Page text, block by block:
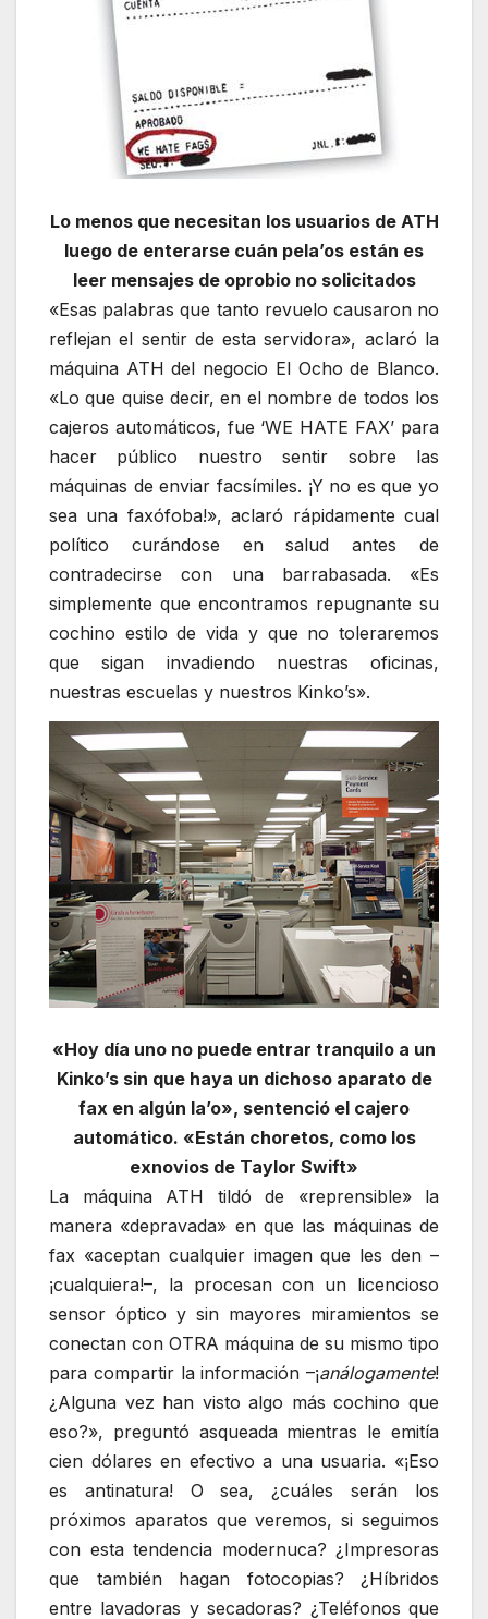
Lo menos que necesitan los usuarios de ATH
luego de enterarse cuán pela’os están es
leer mensajes de oprobio no solicitados
«Esas palabras que tanto revuelo causaron no
reflejan el sentir de esta servidora», aclaró la
máquina ATH del negocio El Ocho de Blanco.
«Lo que quise decir, en el nombre de todos los
cajeros automáticos, fue ‘WE HATE FAX’ para
hacer público nuestro sentir sobre las
máquinas de enviar facsímiles. ¡Y no es que yo
sea una faxófoba!», aclaró rápidamente cual
político curándose en salud antes de
contradecirse con una barrabasada. «Es
simplemente que encontramos repugnante su
cochino estilo de vida y que no toleraremos
que sigan invadiendo nuestras oficinas,
nuestras escuelas y nuestros Kinko’s».
«Hoy día uno no puede entrar tranquilo a un
Kinko’s sin que haya un dichoso aparato de
fax en algún la’o», sentenció el cajero
automático. «Están choretos, como los
exnovios de Taylor Swift»
La máquina ATH tildó de «reprensible» la
manera «depravada» en que las máquinas de
fax «aceptan cualquier imagen que les den –
¡cualquiera!–, la procesan con un licencioso
sensor óptico y sin mayores miramientos se
conectan con OTRA máquina de su mismo tipo
para compartir la información –¡análogamente!
¿Alguna vez han visto algo más cochino que
eso?», preguntó asqueada mientras le emitía
cien dólares en efectivo a una usuaria. «¡Eso
es antinatura! O sea, ¿cuáles serán los
próximos aparatos que veremos, si seguimos
con esta tendencia modernuca? ¿Impresoras
que también hagan fotocopias? ¿Híbridos
entre lavadoras y secadoras? ¿Teléfonos que